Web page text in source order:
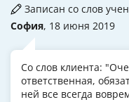
София, 18 июня 2019
Записан со слов
Со слов клиента:
ответственная,
ней все всегда